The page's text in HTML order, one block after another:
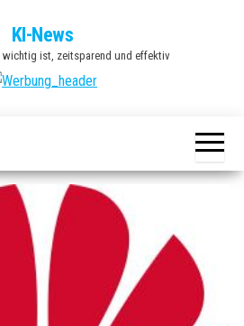
KI-News
wichtig ist, zeitsparend und effektiv